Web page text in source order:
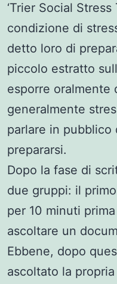
‘Trier Social
condizione di
detto loro di
piccolo estratto
esporre
generalmente
parlare in
prepararsi.
Dopo la fase di
due gruppi: il
per 10 minuti
ascoltare un
Ebbene, dopo
ascoltato la